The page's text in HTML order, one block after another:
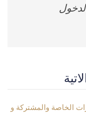
الخاصة والمشتركة و